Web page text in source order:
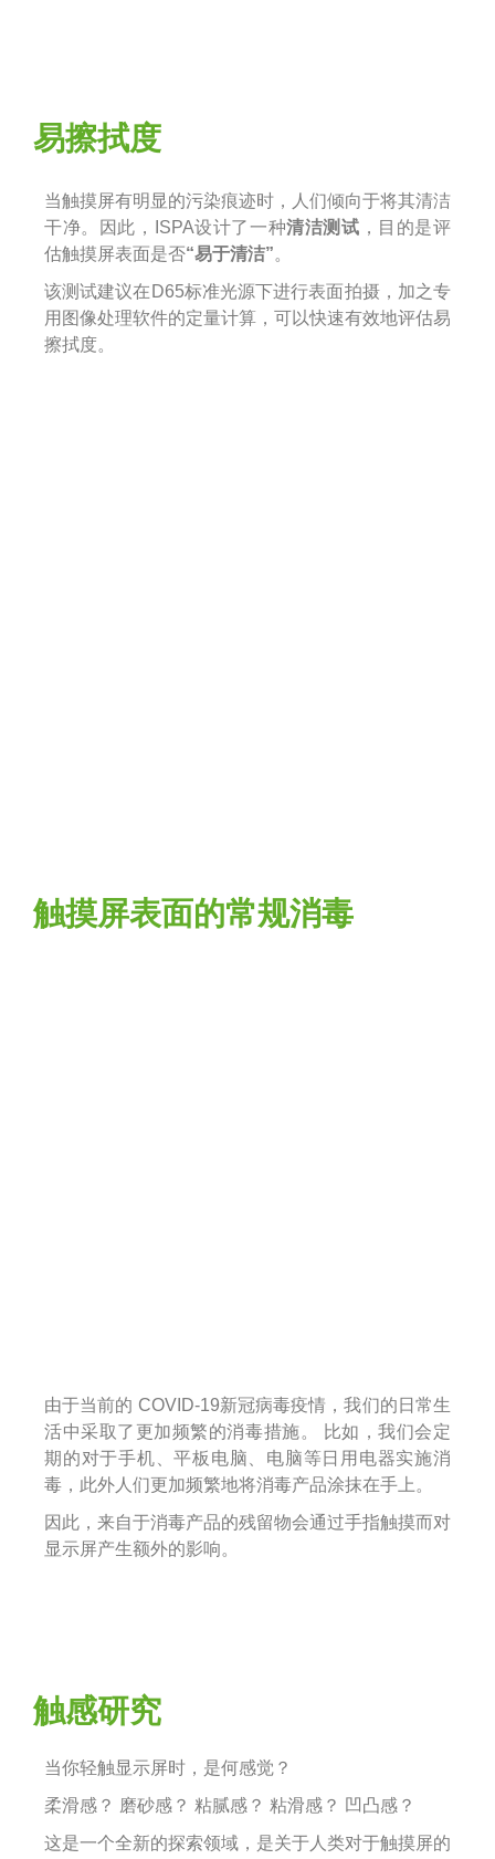
易擦拭度
当触摸屏有明显的污染痕迹时，人们倾向于将其清洁
干净。因此，ISPA设计了一种清洁测试 ，目的是评
估触摸屏表面是否“易于清洁”。
该测试建议在D65标准光源下进行表面拍摄，加之专
用图像处理软件的定量计算，可以快速有效地评估易
擦拭度。
触摸屏表面的常规消毒
由于当前的 COVID-19新冠病毒疫情，我们的日常生
活中采取了更加频繁的消毒措施。 比如，我们会定
期的对于手机、平板电脑、电脑等日用电器实施消
毒，此外人们更加频繁地将消毒产品涂抹在手上。
因此，来自于消毒产品的残留物会通过手指触摸而对
显示屏产生额外的影响。
触感研究
当你轻触显示屏时，是何感觉？
柔滑感？ 磨砂感？ 粘腻感？ 粘滑感？ 凹凸感？
这是一个全新的探索领域，是关于人类对于触摸屏的